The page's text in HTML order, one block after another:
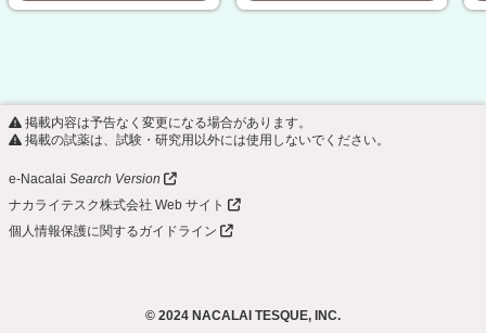
効率化と成果の最
ートします。 抗
原作製
ACROBiosystems
型タンパク質
VLP（ウイ…
「ModTail」は、
修飾基を付加する
発現…
掲載内容は予告なく変更になる場合があります。
掲載の試薬は、試験・研究用以外には使用しないでください。
e-Nacalai Search Version
ナカライテスク株式会社 Web サイト
個人情報保護に関するガイドライン
© 2024 NACALAI TESQUE, INC.